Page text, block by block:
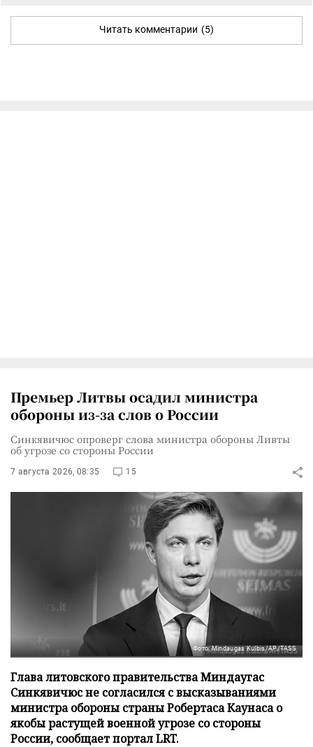
Читать комментарии (5)
Премьер Литвы осадил министра
обороны из-за слов о России
Синкявичюс опроверг слова министра обороны Ливты
об угрозе со стороны России
7 августа 2026, 08:35 15
Фото: Mindaugas Kulbis/AP/TASS
Глава литовского правительства Миндаугас
Синкявичюс не согласился с высказываниями
министра обороны страны Робертаса Каунаса о
якобы растущей военной угрозе со стороны
России, сообщает портал LRT.